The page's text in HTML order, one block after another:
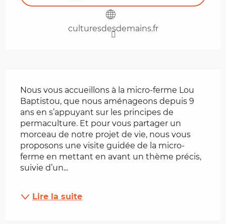
culturesdesdemains.fr
Nous vous accueillons à la micro-ferme Lou
Baptistou, que nous aménageons depuis 9
ans en s’appuyant sur les principes de
permaculture. Et pour vous partager un
morceau de notre projet de vie, nous vous
proposons une visite guidée de la micro-
ferme en mettant en avant un thème précis,
suivie d’un...
Lire la suite